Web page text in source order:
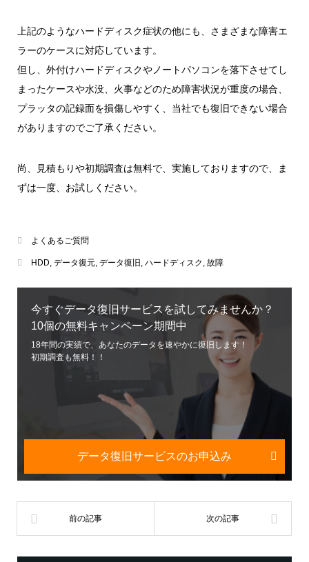
上記のようなハードディスク症状の他にも、さまざまな障害エ
ラーのケースに対応しています。
但し、外付けハードディスクやノートパソコンを落下させてし
まったケースや水没、火事などのため障害状況が重度の場合、
プラッタの記録面を損傷しやすく、当社でも復旧できない場合
がありますのでご了承ください。
尚、見積もりや初期調査は無料で、実施しておりますので、ま
ずは一度、お試しください。
よくあるご質問
HDD データ復元, データ復旧 ハードディスク 故障
今すぐデータ復旧サービスを試してみませんか？
10個の無料キャンペーン期間中
18年間の実績で、あなたのデータを速やかに復旧します！
初期調査も無料！！
データ復旧サービスのお申込み